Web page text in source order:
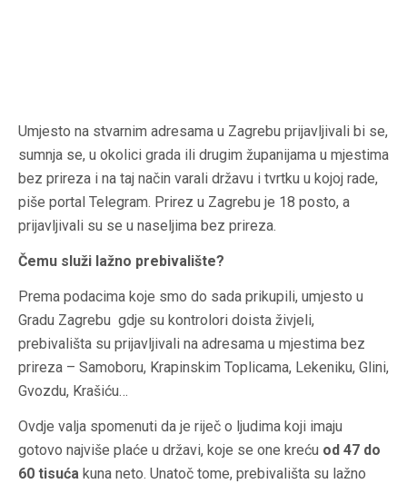
Umjesto na stvarnim adresama u Zagrebu prijavljivali bi se,
sumnja se, u okolici grada ili drugim županijama u mjestima
bez prireza i na taj način varali državu i tvrtku u kojoj rade,
piše portal Telegram. Prirez u Zagrebu je 18 posto, a
prijavljivali su se u naseljima bez prireza.
Čemu služi lažno prebivalište?
Prema podacima koje smo do sada prikupili, umjesto u
Gradu Zagrebu gdje su kontrolori doista živjeli,
prebivališta su prijavljivali na adresama u mjestima bez
prireza – Samoboru, Krapinskim Toplicama, Lekeniku, Glini,
Gvozdu, Krašiću…
Ovdje valja spomenuti da je riječ o ljudima koji imaju
gotovo najviše plaće u državi, koje se one kreću od 47 do
60 tisuća kuna neto. Unatoč tome, prebivališta su lažno